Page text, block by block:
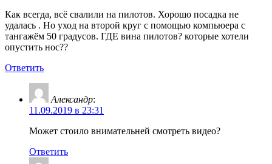
Как всегда, всё свалили на пилотов. Хорошо посадка не
удалась . Но уход на второй круг с помощью компьюера с
тангажём 50 градусов. ГДЕ вина пилотов? которые хотели
опустить нос??
Ответить
Александр:
11.09.2019 в 23:31
Может стоило внимательней смотреть видео?
Ответить